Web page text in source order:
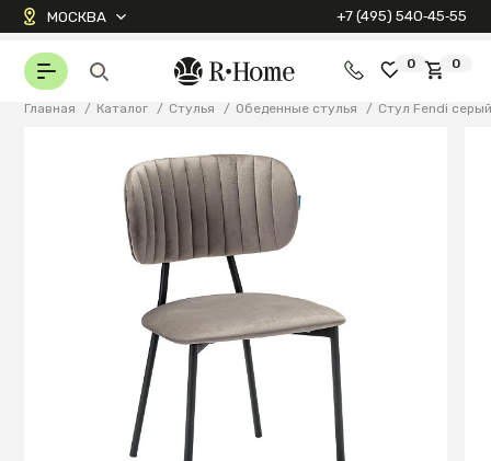
МОСКВА +7 (495) 540‑45‑55
0 0
Главная / Каталог / Стулья / Обеденные стулья / Стул Fendi